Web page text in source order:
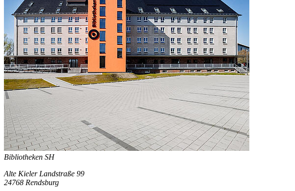
Bibliotheken SH
Alte Kieler Landstraße 99
24768 Rendsburg